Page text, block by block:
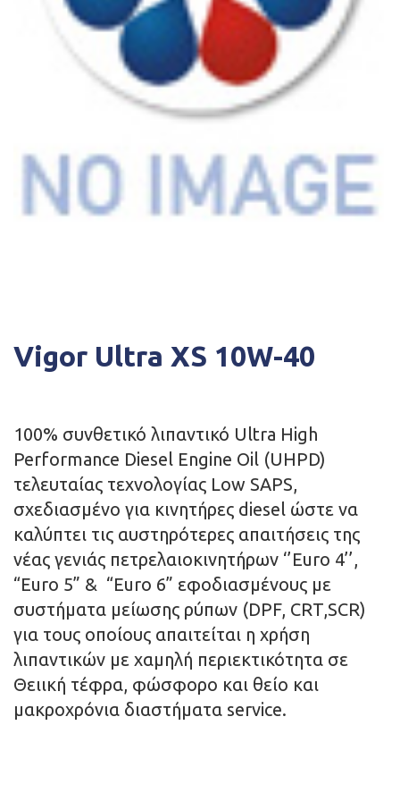
Vigor Ultra ΧS 10W-40
100% συνθετικό λιπαντικό Ultra High
Performance Diesel Engine Oil (UHPD)
τελευταίας τεχνολογίας Low SAPS,
σχεδιασμένο για κινητήρες diesel ώστε να
καλύπτει τις αυστηρότερες απαιτήσεις της
νέας γενιάς πετρελαιοκινητήρων ‘’Euro 4’’,
“Euro 5” & “Euro 6” εφοδιασμένους με
συστήματα μείωσης ρύπων (DPF, CRT,SCR)
για τους οποίους απαιτείται η χρήση
λιπαντικών με χαμηλή περιεκτικότητα σε
Θειική τέφρα, φώσφορο και θείο και
μακροχρόνια διαστήματα service.